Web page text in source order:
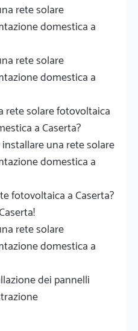
rete solare
domestica a
rete solare
domestica a
rete solare fotovoltaica
a Caserta?
una rete solare
domestica a
fotovoltaica a Caserta?
rete solare
domestica a
dei pannelli